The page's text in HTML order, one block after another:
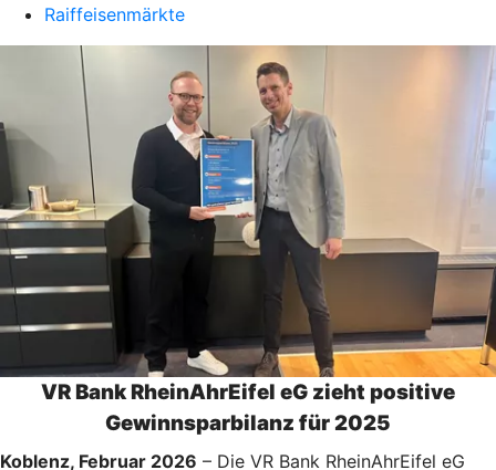
Raiffeisenmärkte
VR Bank RheinAhrEifel eG zieht positive
Gewinnsparbilanz für 2025
Koblenz, Februar 2026 – Die VR Bank RheinAhrEifel eG